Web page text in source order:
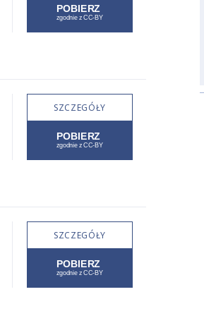
SZCZEGÓŁY
SZCZEGÓŁY